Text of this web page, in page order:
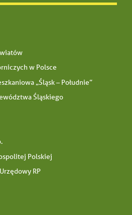
w Polsce
„Śląsk – Południe”
Śląskiego
Polskiej
RP